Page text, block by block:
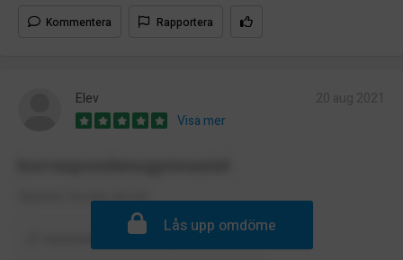
Kommentera Rapportera
Elev
Visa mer
Mycket trevlig skola!
Lås upp omdöme